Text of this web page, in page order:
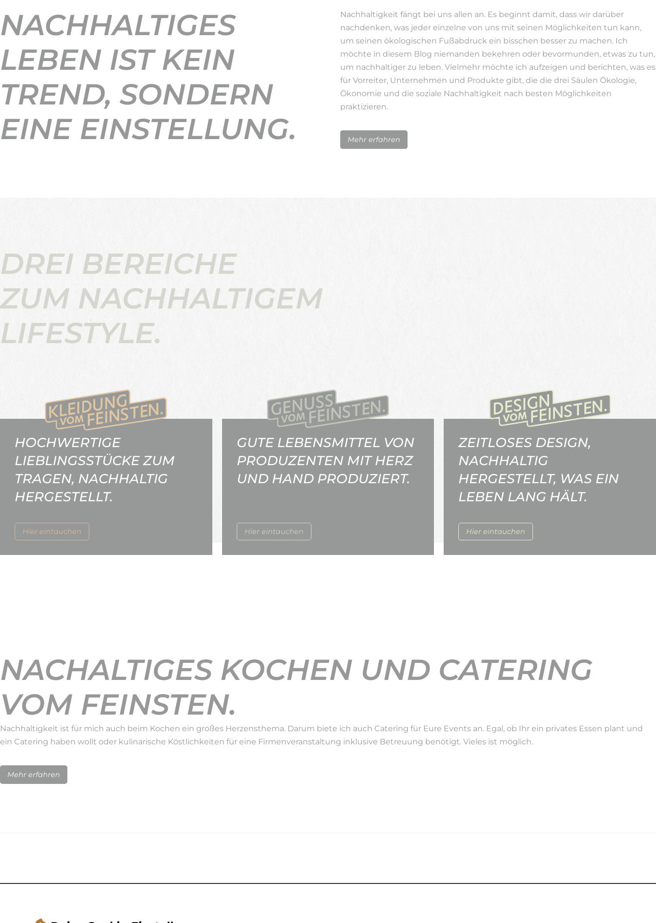
NACHHALTIGES
LEBEN IST KEIN
TREND, SONDERN
EINE EINSTELLUNG.
Nachhaltigkeit fängt bei uns allen an. Es beginnt damit, dass wir darüber
nachdenken, was jeder einzelne von uns mit seinen Möglichkeiten tun kann,
um seinen ökologischen Fußabdruck ein bisschen besser zu machen. Ich
möchte in diesem Blog niemanden bekehren oder bevormunden, etwas zu tun,
um nachhaltiger zu leben. Vielmehr möchte ich aufzeigen und berichten, was es
für Vorreiter, Unternehmen und Produkte gibt, die die drei Säulen Ökologie,
Ökonomie und die soziale Nachhaltigkeit nach besten Möglichkeiten
praktizieren.
Mehr erfahren
DREI BEREICHE
ZUM NACHHALTIGEM
LIFESTYLE.
Hier eintauchen
HOCHWERTIGE
LIEBLINGSSTÜCKE ZUM
TRAGEN, NACHHALTIG
HERGESTELLT.
Hier eintauchen
GUTE LEBENSMITTEL VON
PRODUZENTEN MIT HERZ
UND HAND PRODUZIERT.
Hier eintauchen
ZEITLOSES DESIGN,
NACHHALTIG
HERGESTELLT, WAS EIN
LEBEN LANG HÄLT.
NACHALTIGES KOCHEN UND CATERING
VOM FEINSTEN.
Nachhaltigkeit ist für mich auch beim Kochen ein großes Herzensthema. Darum biete ich auch Catering für Eure Events an. Egal, ob Ihr ein privates Essen plant und
ein Catering haben wollt oder kulinarische Köstlichkeiten für eine Firmenveranstaltung inklusive Betreuung benötigt. Vieles ist möglich.
Mehr erfahren
NACHHALTIGKEIT